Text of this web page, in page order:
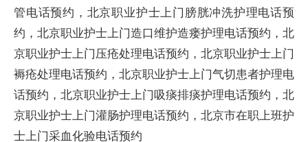
管电话预约，北京职业护士上门膀胱冲洗护理电话预
约，北京职业护士上门造口维护造瘘护理电话预约，北
京职业护士上门压疮处理电话预约，北京职业护士上门
褥疮处理电话预约，北京职业护士上门气切患者护理电
话预约，北京职业护士上门吸痰排痰护理电话预约，北
京职业护士上门灌肠护理电话预约，北京市在职上班护
士上门采血化验电话预约